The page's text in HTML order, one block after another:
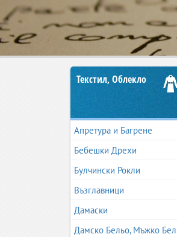
Текстил, Облекло
Апретура и Багрене
Бебешки Дрехи
Булчински Рокли
Възглавници
Дамаски
Дамско Бельо, Мъжко